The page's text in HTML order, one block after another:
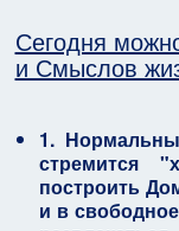
Сегодня
и Смыслов
1.
стремится
построить
и в